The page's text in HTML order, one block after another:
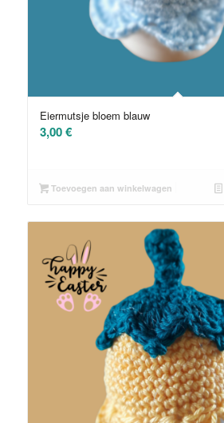
Eiermutsje bloem blauw
3,00€
Toevoegen aan winkelwagen